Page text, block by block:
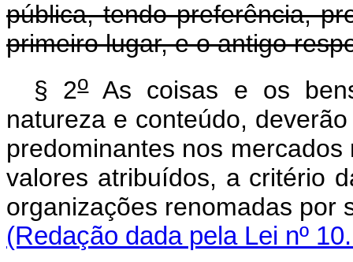
pública, tendo preferência,
primeiro lugar, e o antigo
§ 2oAs coisas e os
natureza e conteúdo,
predominantes nos
valores atribuídos, a critério
organizações renomadas por
(Redação dada pela Lei nº